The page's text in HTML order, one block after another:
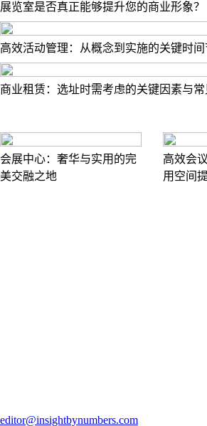
展览室是否真正能够提升您的商业形象？
高效活动管理：从概念到实施的关键时
商业租赁：选址时需考虑的关键因素与
会展中心：奢华与实用的完
美交融之地
高效会
用空间
editor@insightbynumbers.com